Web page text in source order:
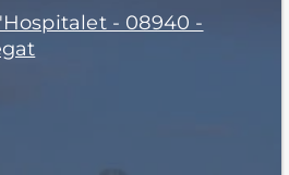
- 08940 -